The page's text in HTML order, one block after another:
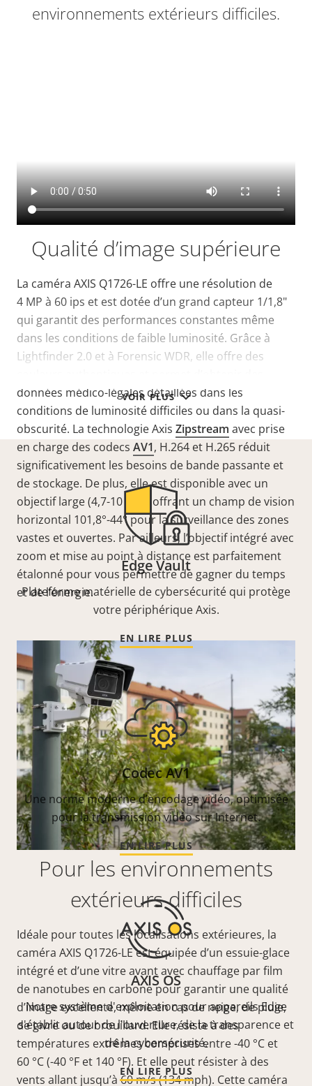
VOIR PLUS
environnements extérieurs difficiles.
Qualité d’image supérieure
La caméra AXIS Q1726-LE offre une résolution de
4 MP à 60 ips et est dotée d’un grand capteur 1/1,8"
qui garantit des performances constantes même
dans les conditions de faible luminosité. Grâce à
Lightfinder 2.0 et à Forensic WDR, elle offre des
données médico-légales détaillées dans les
conditions de luminosité difficiles ou dans la quasi-
obscurité. La technologie Axis Zipstream avec prise
en charge des codecs AV1, H.264 et H.265 réduit
significativement les besoins de bande passante et
de stockage. De plus, elle est disponible avec un
objectif large (4,7-10 mm) offrant un champ de vision
horizontal 101,8°-44° pour la surveillance des zones
vastes et ouvertes. Par ailleurs, l’objectif intégré avec
zoom et mise au point à distance est parfaitement
étalonné pour vous permettre de gagner du temps
et de l’énergie.
Pour les environnements
extérieurs difficiles
Idéale pour toutes les localisations extérieures, la
caméra AXIS Q1726-LE est équipée d’un essuie-glace
intégré et d’une vitre avant avec chauffage par film
de nanotubes en carbone pour garantir une qualité
d’image excellente, même en cas de neige, de pluie,
de givre ou de brouillard. Elle résiste à des
températures extrêmes comprises entre -40 °C et
60 °C (-40 °F et 140 °F). Et elle peut résister à des
vents allant jusqu’à 60 m/s (134 mph). Cette caméra
Edge Vault
Plateforme matérielle de cybersécurité qui protège
votre périphérique Axis.
EN LIRE PLUS
Codec AV1
Une norme moderne d’encodage vidéo, optimisée
pour la transmission vidéo sur Internet.
EN LIRE PLUS
AXIS OS
Notre système d'exploitation pour appareils Edge
s'établit autour de l'ouverture, de la transparence et
de la cybersécurité.
EN LIRE PLUS